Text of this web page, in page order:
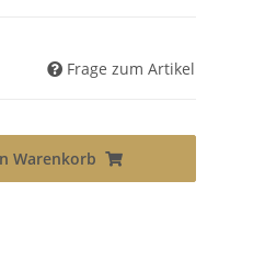
Frage zum Artikel
Warenkorb